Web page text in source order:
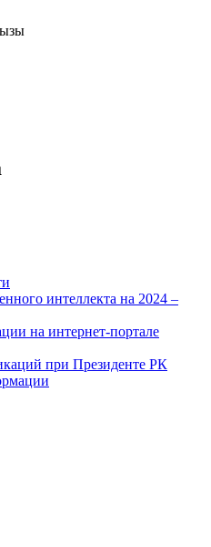
интеллекта на 2024 –
на интернет-портале
при Президенте РК